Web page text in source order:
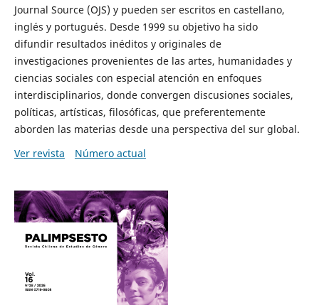
Journal Source (OJS) y pueden ser escritos en castellano,
inglés y portugués. Desde 1999 su objetivo ha sido
difundir resultados inéditos y originales de
investigaciones provenientes de las artes, humanidades y
ciencias sociales con especial atención en enfoques
interdisciplinarios, donde convergen discusiones sociales,
políticas, artísticas, filosóficas, que preferentemente
aborden las materias desde una perspectiva del sur global.
Ver revista
Número actual